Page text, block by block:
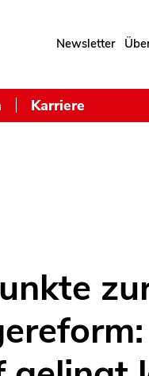
Newsletter
Karriere